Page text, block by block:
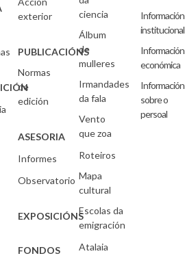
exterior
PUBLICACIÓNS
Normas
de
edición
ASESORIA
Informes
Observatorio
EXPOSICIÓNS
FONDOS
ciencia
Álbum
de
mulleres
Irmandades
da fala
Vento
que zoa
Roteiros
Mapa
cultural
Escolas da
emigración
Atalaia
Información
institucional
Información
económica
Información
sobre o
persoal